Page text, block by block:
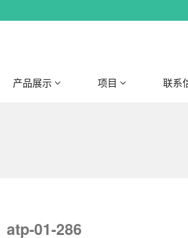
产品展示 项目 联系
atp-01-286